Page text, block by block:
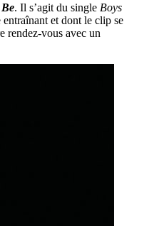
. Il s’agit du single Boys
et dont le clip se
rendez-vous avec un